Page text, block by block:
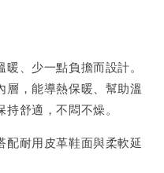
、少一點負擔而設計。
層，能導熱保暖、幫助溫
舒適，不悶不燥。
配耐用皮革鞋面與柔軟延